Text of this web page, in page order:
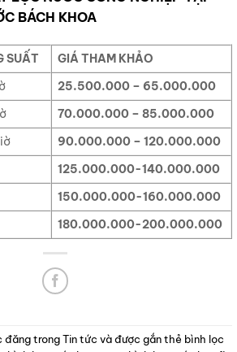
BÁCH KHOA
SUẤT
GIÁ THAM KHẢO
25.500.000 – 65.000.000
70.000.000 – 85.000.000
90.000.000 – 120.000.000
125.000.000-140.000.000
150.000.000-160.000.000
180.000.000-200.000.000
đăng trongTin tức và được gắn thẻ bình lọc